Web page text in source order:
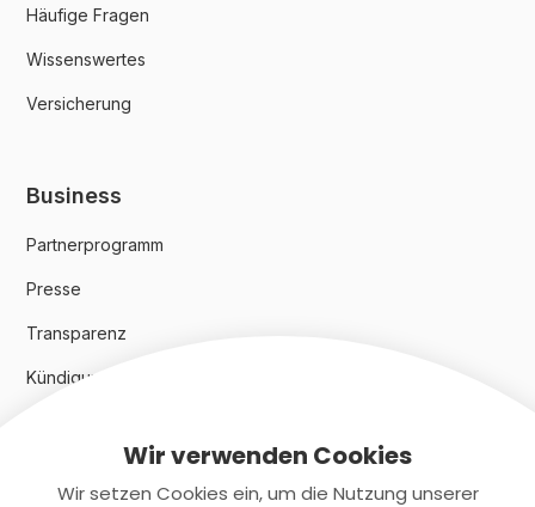
Häufige Fragen
Wissenswertes
Versicherung
Business
Partnerprogramm
Presse
Transparenz
Kündigungsindex 2024
RechtlichesWir verwenden Cookies
Wir setzen Cookies ein, um die Nutzung unserer